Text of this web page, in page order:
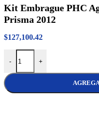
Kit Embrague PHC
Prisma 2012
$127,100.42
-
Kit Embrague PHC Agile/
+